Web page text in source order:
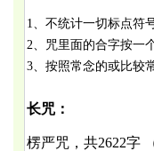
1、不统计一切标点符
2、咒里面的合字按一
3、按照常念的或比较
长咒：
楞严咒，共2622字